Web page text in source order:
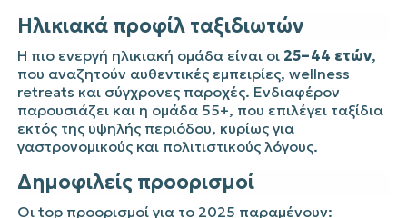
Ηλικιακά προφίλ ταξιδιωτών
Η πιο ενεργή ηλικιακή ομάδα είναι οι 25–44 ετών,
που αναζητούν αυθεντικές εμπειρίες, wellness
retreats και σύγχρονες παροχές. Ενδιαφέρον
παρουσιάζει και η ομάδα 55+, που επιλέγει ταξίδια
εκτός της υψηλής περιόδου, κυρίως για
γαστρονομικούς και πολιτιστικούς λόγους.
Δημοφιλείς προορισμοί
Οι top προορισμοί για το 2025 παραμένουν: